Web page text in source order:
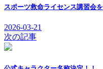
スポーツ救命ライセンス講習会
2026-03-21
次の記事